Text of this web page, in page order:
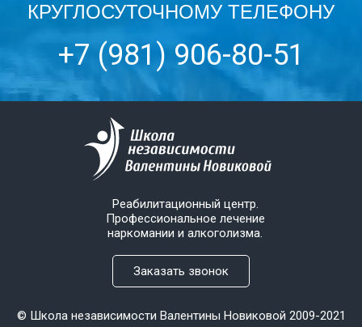
КРУГЛОСУТОЧНОМУ ТЕЛЕФОНУ
+7 (981) 906-80-51
Реабилитационный центр.
Профессиональное лечение
наркомании и алкоголизма.
Заказать звонок
© Школа независимости Валентины Новиковой 2009-2021